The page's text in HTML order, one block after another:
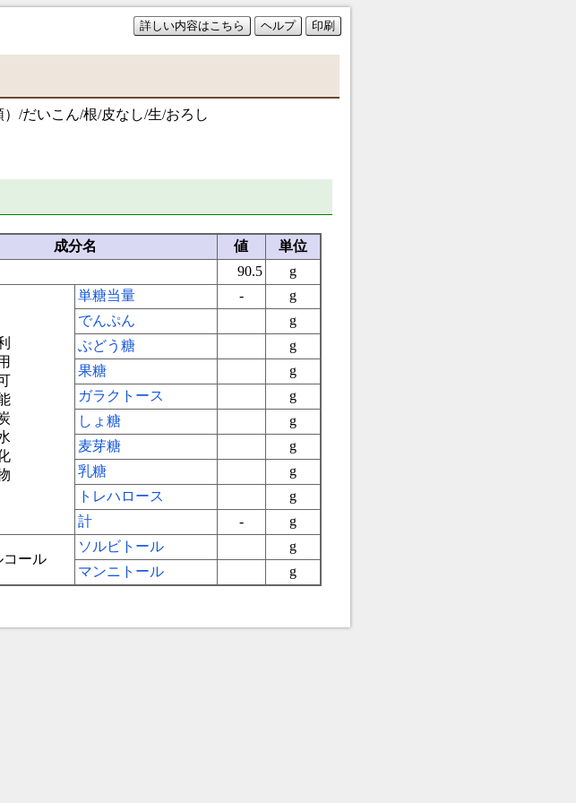
詳しい内容はこちら ヘルプ 印刷
/だいこん/根/皮なし/生/おろし
成分名 値
単位
90.5 g
単糖当量 -
g
でんぷん
g
ぶどう糖
g
果糖
g
ガラクトース
g
しょ糖
g
麦芽糖
g
乳糖
g
トレハロース
g
計
- g
コール
ソルビトール
g
マンニトール
g